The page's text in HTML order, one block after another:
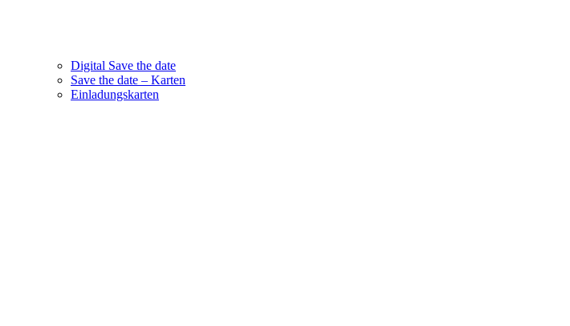
Digital Save the date
Save the date – Karten
Einladungskarten